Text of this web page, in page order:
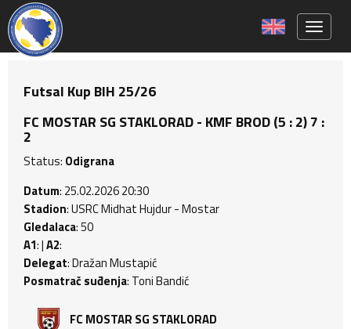
Futsal Kup BIH 25/26
FC MOSTAR SG STAKLORAD - KMF BROD (5 : 2) 7 :
2
Status: Odigrana
Datum: 25.02.2026 20:30
Stadion: USRC Midhat Hujdur - Mostar
Gledalaca: 50
A1: |A2:
Delegat: Dražan Mustapić
Posmatrač suđenja: Toni Bandić
FC MOSTAR SG STAKLORAD